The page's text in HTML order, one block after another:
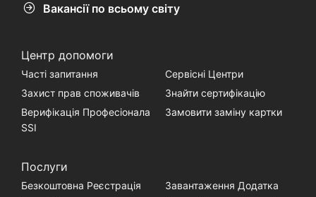
Вакансії по всьому світу
Центр допомоги
Часті запитання
Сервісні Центри
Захист прав споживачів
Знайти сертифікацію
Верифікація Професіонала
SSI
Замовити заміну картки
Послуги
Безкоштовна Реєстрація
Завантаження Додатка